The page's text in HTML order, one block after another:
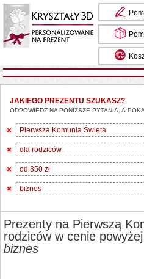
JAKIEGO PREZENTU SZUKASZ?
ODPOWIEDZ NA PONIŻSZE PYTANIA, A
Pierwsza Komunia Święta
dla rodziców
od 350 zł
biznes
Prezenty na Pierwszą
rodziców w cenie
biznes